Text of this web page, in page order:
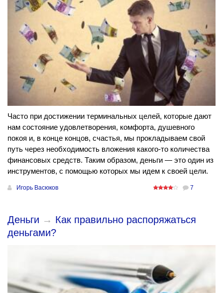
Часто при достижении терминальных целей, которые дают
нам состояние удовлетворения, комфорта, душевного
покоя и, в конце концов, счастья, мы прокладываем свой
путь через необходимость вложения какого-то количества
финансовых средств. Таким образом, деньги — это один из
инструментов, с помощью которых мы идем к своей цели.
Игорь Васюков 7
Деньги → Как правильно распоряжаться
деньгами?